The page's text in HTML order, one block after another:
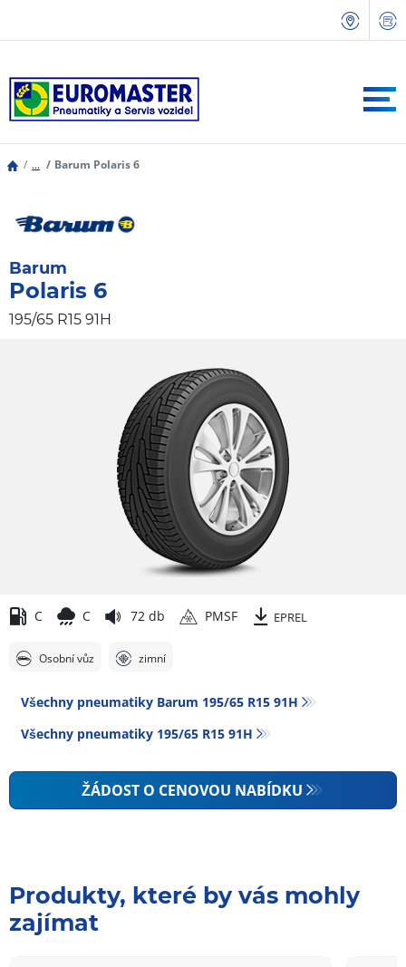
... Barum Polaris 6
Barum
Polaris 6
195/65 R15 91H
C C 72 db PMSF EPREL
Osobní vůz zimní
Všechny pneumatiky Barum 195/65 R15 91H
Všechny pneumatiky‎ 195/65 R15 91H
ŽÁDOST O CENOVOU NABÍDKU
Produkty, které by vás mohly
zajímat